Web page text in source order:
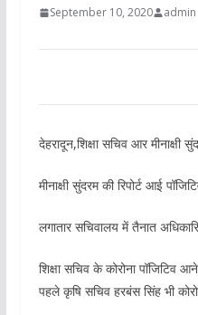
September 10, 2020 admin
देहरादून,शिक्षा सचिव आर मीनाक्षी
मीनाक्षी सुंदरम की रिपोर्ट आई
लगातार सचिवालय में तैनात
शिक्षा सचिव के कोरोना
पहले कृषि सचिव हरबंस सिंह भी